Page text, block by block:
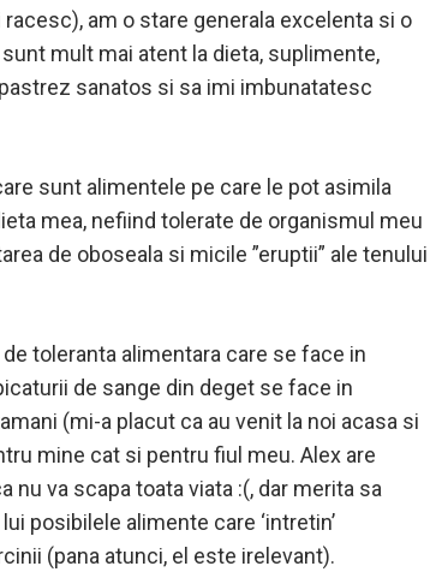
am o stare generala excelenta si o
mult mai atent la dieta, suplimente,
sanatos si sa imi imbunatatesc
sunt alimentele pe care le pot asimila
mea, nefiind tolerate de organismul meu
de oboseala si micile ”eruptii” ale tenului
toleranta alimentara care se face in
de sange din deget se face in
(mi-a placut ca au venit la noi acasa si
mine cat si pentru fiul meu. Alex are
va scapa toata viata :(, dar merita sa
posibilele alimente care ‘intretin’
(pana atunci, el este irelevant).